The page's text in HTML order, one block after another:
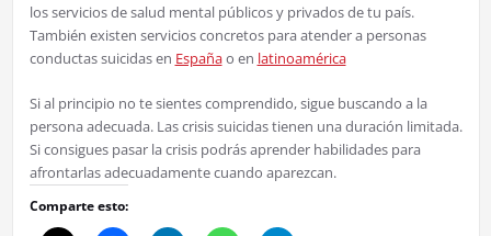
los servicios de salud mental públicos y privados de tu país.
También existen servicios concretos para atender a personas
conductas suicidas en Españao en latinoamérica
Si al principio no te sientes comprendido, sigue buscando a la
persona adecuada. Las crisis suicidas tienen una duración limitada.
Si consigues pasar la crisis podrás aprender habilidades para
afrontarlas adecuadamente cuando aparezcan.
Comparte esto: